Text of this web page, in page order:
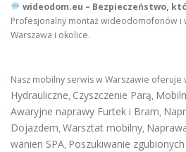
wideodom.eu – Bezpieczeństwo,
Profesjonalny montaż wideodomofonów i
Warszawa i okolice.
Nasz mobilny serwis w Warszawie oferuje
Hydrauliczne, Czyszczenie Parą,
Awaryjne naprawy Furtek i Bram,
Dojazdem, Warsztat mobilny,
wanien SPA, Poszukiwanie